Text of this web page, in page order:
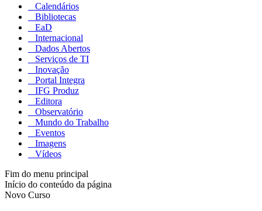
Calendários
Bibliotecas
EaD
Internacional
Dados Abertos
Serviços de TI
Inovação
Portal Integra
IFG Produz
Editora
Observatório
Mundo do Trabalho
Eventos
Imagens
Vídeos
Fim do menu principal
Início do conteúdo da página
Novo Curso